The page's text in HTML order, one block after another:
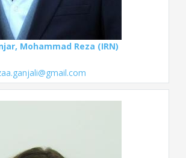
Mohammad Reza (IRN)